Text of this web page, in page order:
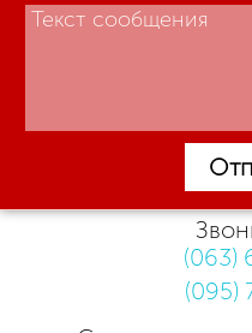
(063)
(095)